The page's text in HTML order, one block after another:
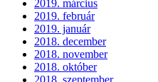
2019. március
2019. február
2019. január
2018. december
2018. november
2018. október
2018. szeptember